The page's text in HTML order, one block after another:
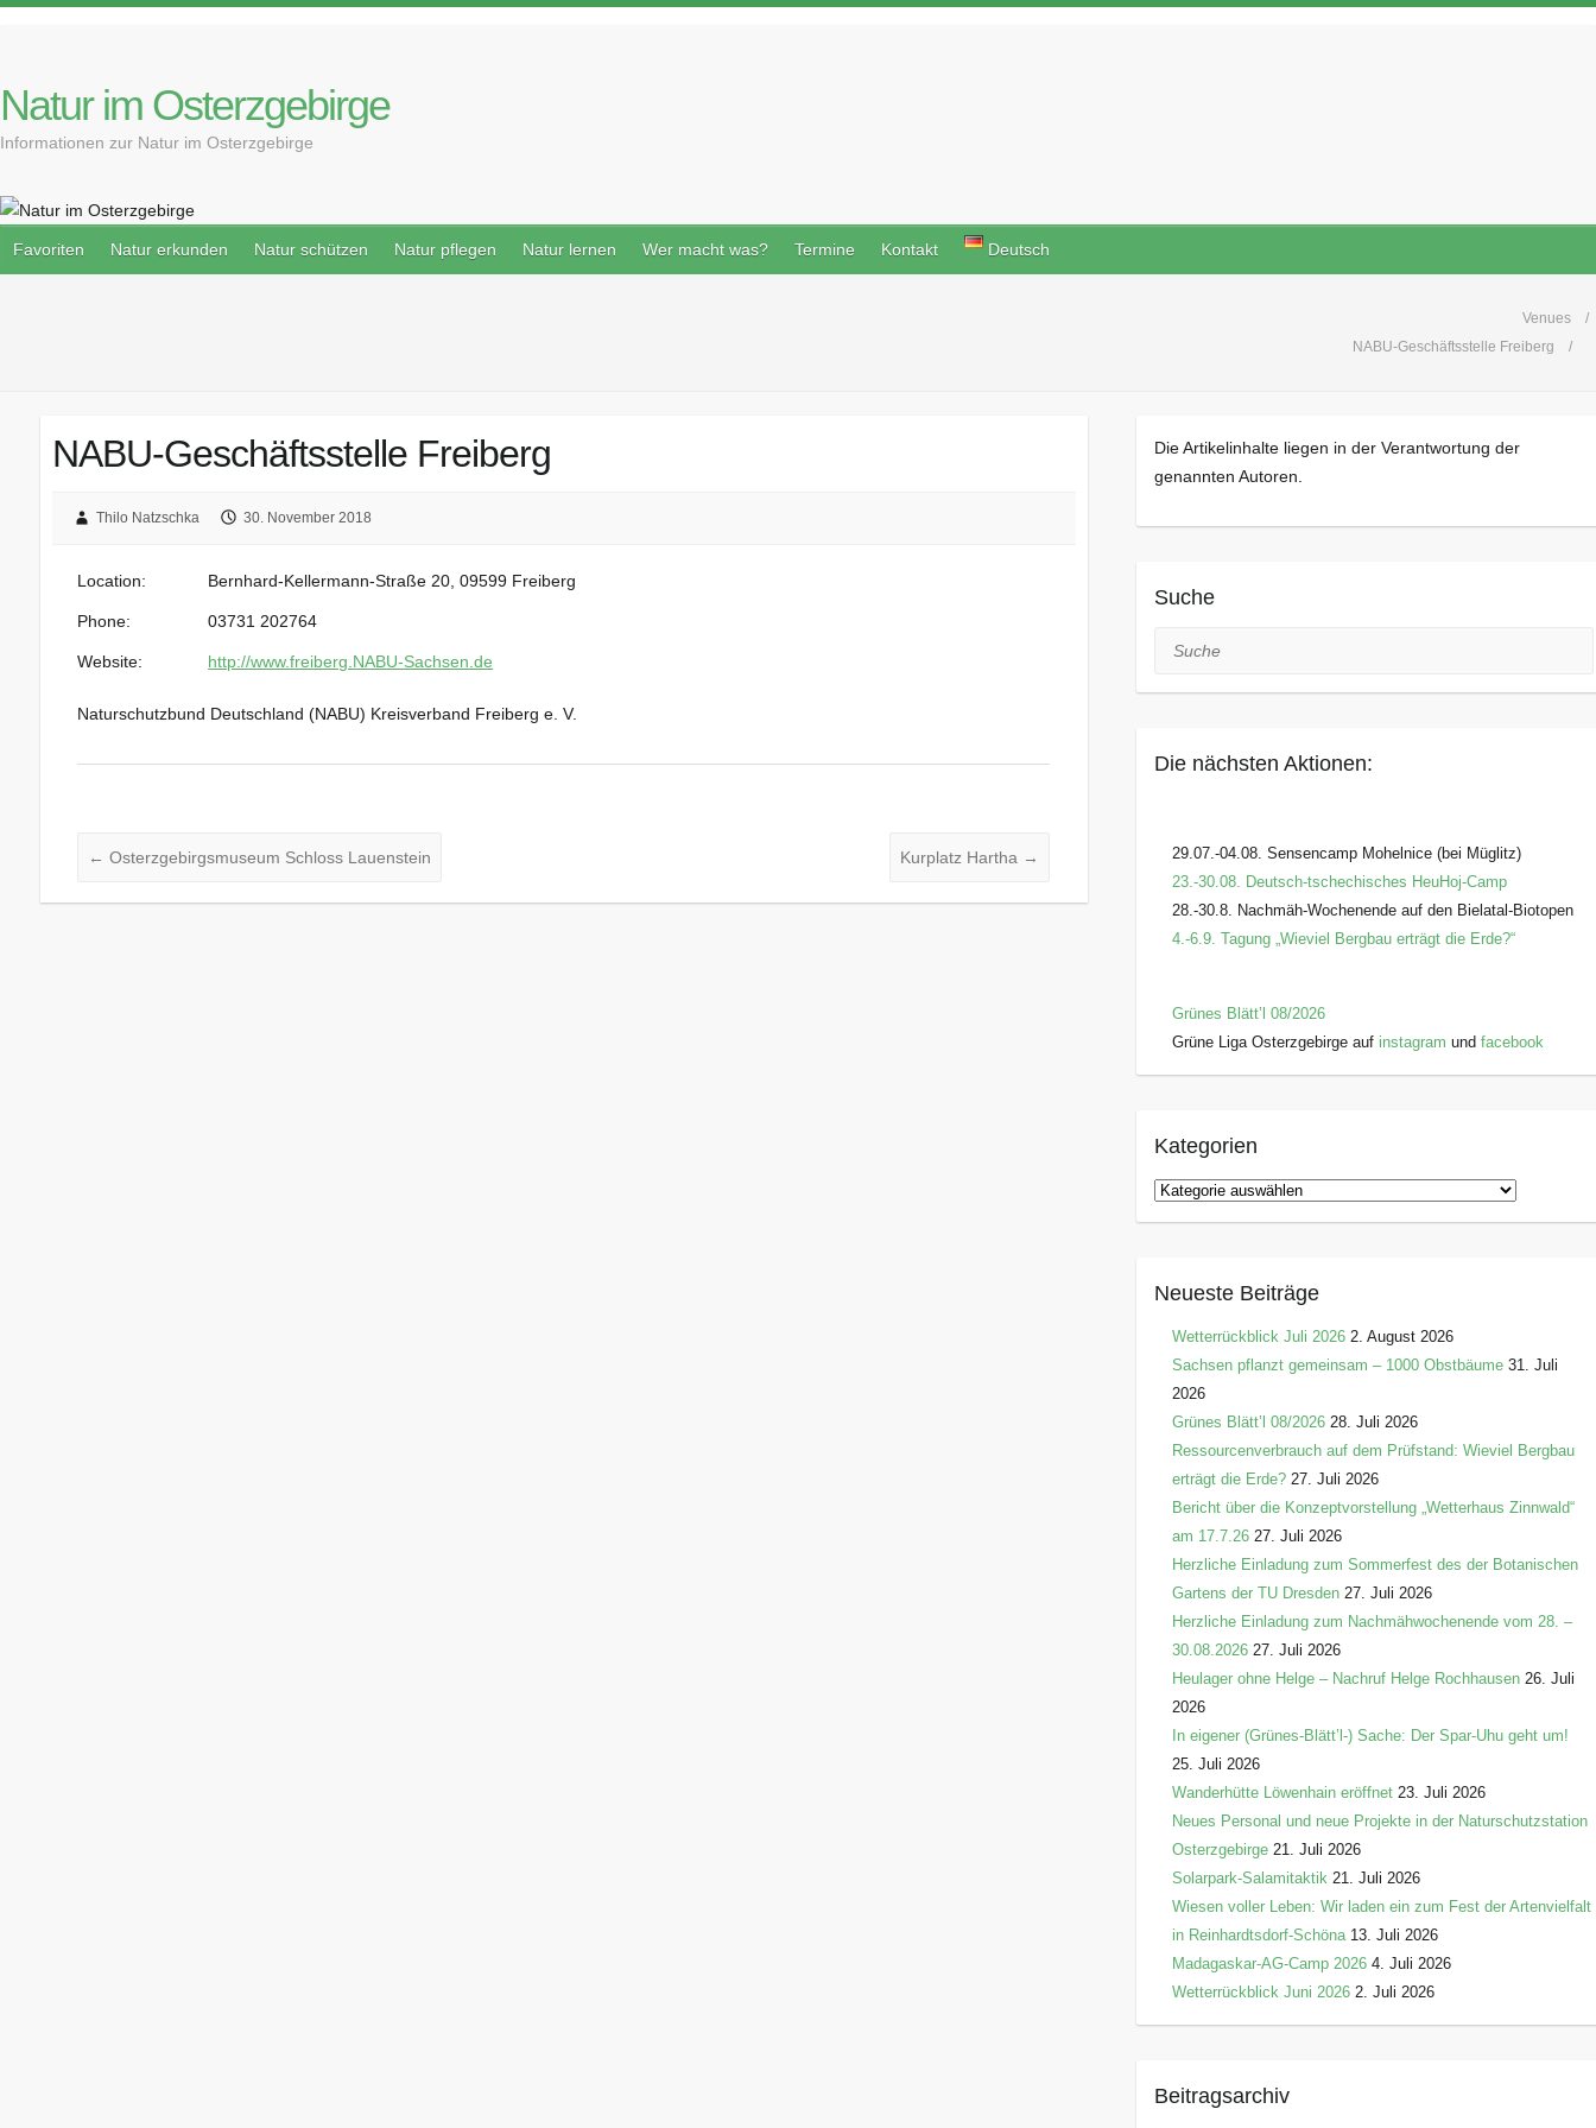
t
c
o
t
Natur im Osterzgebirge
Informationen zur Natur im Osterzgebirge
Favoriten Natur erkunden Natur schützen Natur pflegen Natur lernen Wer macht was? Termine Kontakt Deutsch
Venues
NABU-Geschäftsstelle Freiberg
NABU-Geschäftsstelle Freiberg
Thilo Natzschka 30. November 2018
Location: Bernhard-Kellermann-Straße 20, 09599 Freiberg
Phone: 03731 202764
Website: http://www.freiberg.NABU-Sachsen.de
Naturschutzbund Deutschland (NABU) Kreisverband Freiberg e. V.
← Osterzgebirgsmuseum Schloss Lauenstein Kurplatz Hartha →
Die Artikelinhalte liegen in der Verantwortung der
genannten Autoren.
Suche
Suche
Die nächsten Aktionen:
29.07.-04.08. Sensencamp Mohelnice (bei Müglitz)
23.-30.08. Deutsch-tschechisches HeuHoj-Camp
28.-30.8. Nachmäh-Wochenende auf den Bielatal-Biotopen
4.-6.9. Tagung „Wieviel Bergbau erträgt die Erde?“
Grünes Blätt’l 08/2026
Grüne Liga Osterzgebirge auf instagram und facebook
Kategorien
K
a
g
Neueste Beiträge
Wetterrückblick Juli 2026 2. August 2026
Sachsen pflanzt gemeinsam – 1000 Obstbäume 31. Juli
2026
Grünes Blätt’l 08/2026 28. Juli 2026
Ressourcenverbrauch auf dem Prüfstand: Wieviel Bergbau
erträgt die Erde? 27. Juli 2026
Bericht über die Konzeptvorstellung „Wetterhaus Zinnwald“
am 17.7.26 27. Juli 2026
Herzliche Einladung zum Sommerfest des der Botanischen
Gartens der TU Dresden 27. Juli 2026
Herzliche Einladung zum Nachmähwochenende vom 28. –
30.08.2026 27. Juli 2026
Heulager ohne Helge – Nachruf Helge Rochhausen 26. Juli
2026
In eigener (Grünes-Blätt’l-) Sache: Der Spar-Uhu geht um!
25. Juli 2026
Wanderhütte Löwenhain eröffnet 23. Juli 2026
Neues Personal und neue Projekte in der Naturschutzstation
Osterzgebirge 21. Juli 2026
Solarpark-Salamitaktik 21. Juli 2026
Wiesen voller Leben: Wir laden ein zum Fest der Artenvielfalt
in Reinhardtsdorf-Schöna 13. Juli 2026
Madagaskar-AG-Camp 2026 4. Juli 2026
Wetterrückblick Juni 2026 2. Juli 2026
Beitragsarchiv